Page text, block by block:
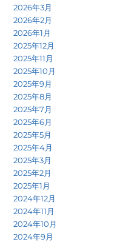
2026年3月
2026年2月
2026年1月
2025年12月
2025年11月
2025年10月
2025年9月
2025年8月
2025年7月
2025年6月
2025年5月
2025年4月
2025年3月
2025年2月
2025年1月
2024年12月
2024年11月
2024年10月
2024年9月